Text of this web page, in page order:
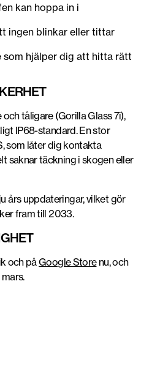
kan hoppa in i
ingen blinkar eller tittar
som hjälper dig att hitta rätt
tåligare (Gorilla Glass 7i),
IP68-standard. En stor
som låter dig kontakta
saknar täckning i skogen eller
års uppdateringar, vilket gör
fram till 2033.
och påGoogle Storenu, och